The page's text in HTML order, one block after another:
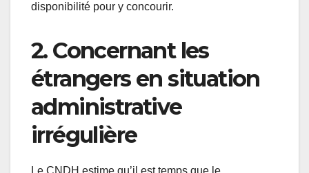
disponibilité pour y concourir.
2. Concernant les
étrangers en situation
administrative
irrégulière